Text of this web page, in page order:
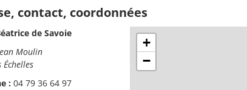
contact, coordonnées
de Savoie
Moulin
Échelles
: 04 79 36 64 97
+
−